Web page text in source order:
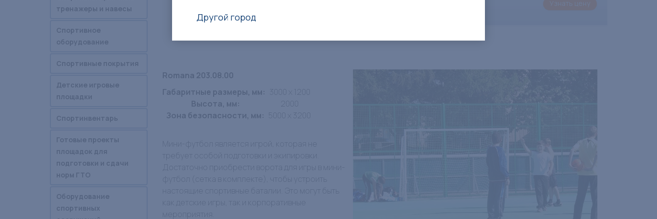
тренажеры и навесы
Спортивное
оборудование
Спортивные покрытия
Детские игровые
площадки
Спортинвентарь
Готовые проекты
площадок для
подготовки и сдачи
норм ГТО
Оборудование
спортивных
Узнать цену
Romana 203.08.00
Габаритные размеры, мм: 3000 x 1200
Высота, мм:
2000
Зона безопасности, мм: 5000 x 3200
Мини-футбол является игрой, которая не
требует особой подготовки и экипировки.
Достаточно приобрести ворота для игры в мини-
футбол (сетка в комплекте), чтобы устроить
настоящие спортивные баталии. Это могут быть
как детские игры, так и корпоративные
мероприятия.
Другой город